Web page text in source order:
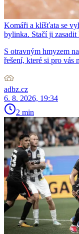
Komáři a klíšťata se
bylinka. Stačí ji zasadit
S otravným hmyzem
řešení, které si pro vás
adbz.cz
6. 8. 2026, 19:34
2 min